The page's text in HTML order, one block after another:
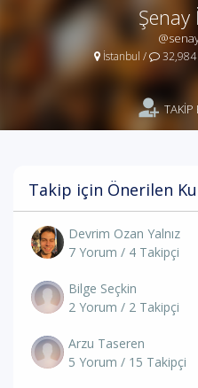
Şenay
İstanbul / 32,984
TAKİP
Takip için Önerilen
Devrim Ozan Yalnız
7 Yorum / 4 Takipçi
Bilge Seçkin
2 Yorum / 2 Takipçi
Arzu Taseren
5 Yorum / 15 Takipçi